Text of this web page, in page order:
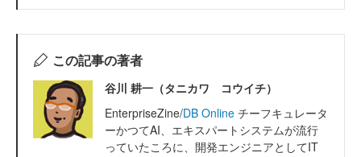
この記事の著者
谷川 耕一（タニカワ コウイチ）
EnterpriseZine/DB Online チーフキュレータ
ーかつてAI、エキスパートシステムが流行
っていたころに、開発エンジニアとしてIT